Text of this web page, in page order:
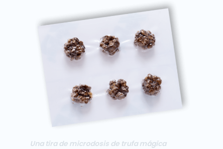
Una tira de microdosis de trufa mágica